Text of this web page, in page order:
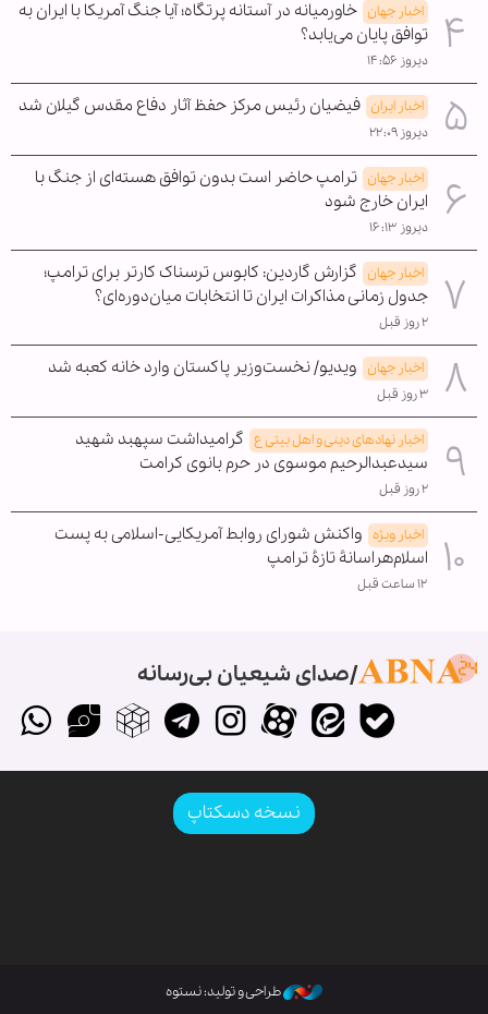
اخبار جهان خاورمیانه در آستانه پرتگاه؛ آیا جنگ آمریکا با ایران به
توافق پایان می‌یابد؟
دیروز ۱۴:۵۶
اخبار ایران فیضیان رئیس مرکز حفظ آثار دفاع مقدس گیلان شد
دیروز ۲۲:۰۹
اخبار جهان ترامپ حاضر است بدون توافق هسته‌ای از جنگ با
ایران خارج شود
دیروز ۱۶:۱۳
اخبار جهان گزارش گاردین: کابوس ترسناک کارتر برای ترامپ؛
جدول زمانی مذاکرات ایران تا انتخابات میان‌دوره‌ای؟
۲ روز قبل
اخبار جهان ویدیو/ نخست‌وزیر پاکستان وارد خانه کعبه شد
۳ روز قبل
اخبار نهادهای دینی و اهل بیتی ع گرامیداشت سپهبد شهید
سیدعبدالرحیم موسوی در حرم بانوی کرامت
۲ روز قبل
اخبار ویژه واکنش شورای روابط آمریکایی-اسلامی به پست
اسلام‌هراسانۀ تازۀ ترامپ
۱۲ ساعت قبل
صدای شیعیان بی‌رسانه
نسخه دسکتاپ
طراحی و تولید: نستوه